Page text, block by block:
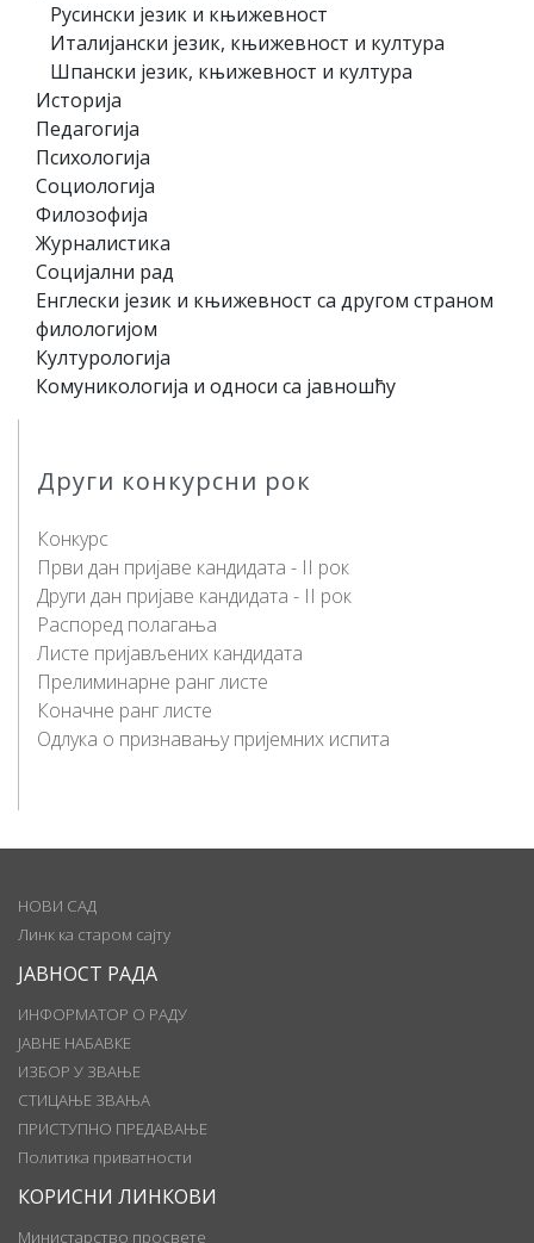
Други конкурсни рок
Конкурс
Први дан пријаве кандидата - II рок
Други дан пријаве кандидата - II рок
Распоред полагања
Листе пријављених кандидата
Прелиминарне ранг листе
Коначне ранг листе
Одлука о признавању пријемних испита
Русински језик и књижевност
Италијански језик, књижевност и култура
Шпански језик, књижевност и култура
Историја
Педагогија
Психологија
Социологија
Филозофија
Журналистика
Социјални рад
Енглески језик и књижевност са другом страном
филологијом
Културологија
Комуникологија и односи са јавношћу
НОВИ САД
Линк ка старом сајту
ЈАВНОСТ РАДА
ИНФОРМАТОР О РАДУ
ЈАВНЕ НАБАВКЕ
ИЗБОР У ЗВАЊЕ
СТИЦАЊЕ ЗВАЊА
ПРИСТУПНО ПРЕДАВАЊЕ
Политика приватности
КОРИСНИ ЛИНКОВИ
Министарство просвете